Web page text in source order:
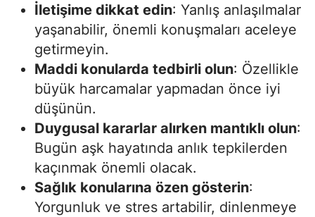
İletişime dikkat edin: Yanlış anlaşılmalar
yaşanabilir, önemli konuşmaları aceleye
getirmeyin.
Maddi konularda tedbirli olun: Özellikle
büyük harcamalar yapmadan önce iyi
düşünün.
Duygusal kararlar alırken mantıklı olun:
Bugün aşk hayatında anlık tepkilerden
kaçınmak önemli olacak.
Sağlık konularına özen gösterin:
Yorgunluk ve stres artabilir, dinlenmeye